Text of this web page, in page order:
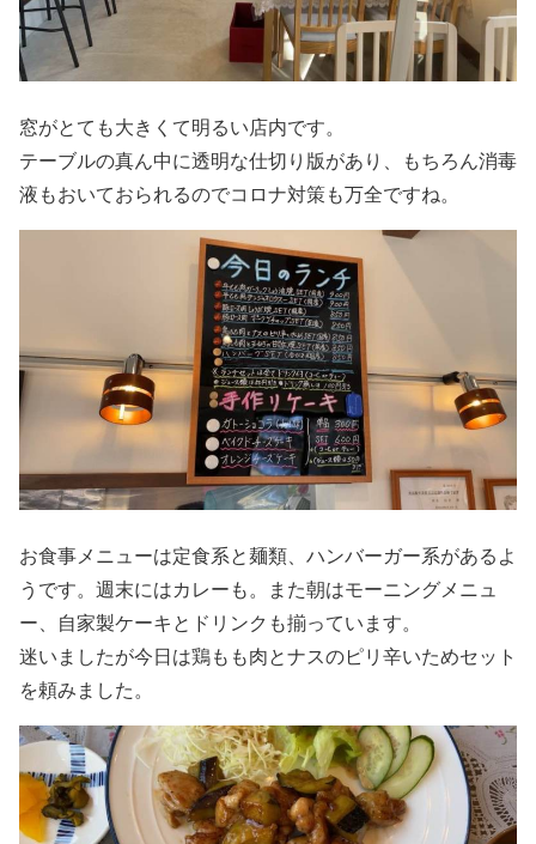
窓がとても大きくて明るい店内です。
テーブルの真ん中に透明な仕切り版があり、もちろん消毒
液もおいておられるのでコロナ対策も万全ですね。
お食事メニューは定食系と麺類、ハンバーガー系があるよ
うです。週末にはカレーも。また朝はモーニングメニュ
ー、自家製ケーキとドリンクも揃っています。
迷いましたが今日は鶏もも肉とナスのピリ辛いためセット
を頼みました。